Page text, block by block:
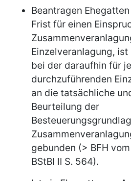
Beantragen
Frist für einen
Einzelveranlagung,
bei der daraufhin für
durchzuführenden
an die tatsächliche
Beurteilung der
gebunden (> BFH
BStBl II S. 564).